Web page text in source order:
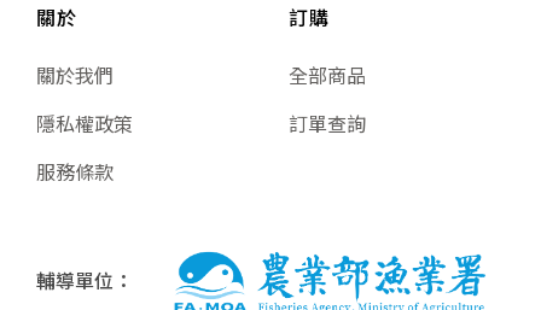
關於
關於我們
隱私權政策
服務條款
訂購
全部商品
訂單查詢
輔導單位：